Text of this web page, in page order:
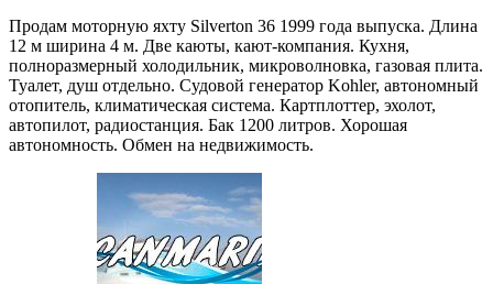
Продам моторную яхту Silverton 36 1999 года выпуска. Длина
12 м ширина 4 м. Две каюты, кают-компания. Кухня,
полноразмерный холодильник, микроволновка, газовая плита.
Туалет, душ отдельно. Судовой генератор Kohler, автономный
отопитель, климатическая система. Картплоттер, эхолот,
автопилот, радиостанция. Бак 1200 литров. Хорошая
автономность. Обмен на недвижимость.